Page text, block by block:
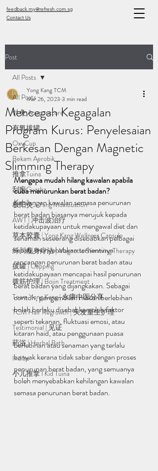
feedback.my@refresh.com.sg
Contact Us
Post
All Posts
针灸 Acupuncture
有氧拔罐
OxyCup
Bekam Aerobik
推拿Tuina
刮痧Guasha
极阳灸Ji Yang Moxibustion
AWT | 冲击波治疗
草本胶囊 | Yong Kang Wellness Capsule
纤川瘦身疗法 | Magnetic Slimming Therapy
拔罐 | Cupping
拨筋护理 | Bojin Treatment
Team Yong Kang | 永康中医分享
TCM Hair Regrowth | 头发重生护理
Testimonial | 见证
药浴 | Herbal Bath
Indiba
小儿推拿 l Kid Tuina
All Posts
Mencegah Kegagalan
Program Kurus: Penyelesaian
Berkesan Dengan Magnetic
Slimming Therapy
Yong Kang TCM
Mar 26, 2023 3 min read
Mengapa mudah hilang kawalan apabila
cuba menurunkan berat badan?
Kehilangan kawalan semasa penurunan
berat badan biasanya merujuk kepada
ketidakupayaan untuk mengawal diet dan
senaman seseorang disebabkan pelbagai
sebab, menyebabkan terhentinya
rancangan penurunan berat badan atau
ketidakupayaan mencapai hasil penurunan
berat badan yang dijangkakan. Sebagai
contoh, pengambilan makan berlebihan
boleh berlaku disebabkan oleh faktor
seperti tekanan, fluktuasi emosi, atau
kitaran haid, atau penggunaan puasa
berlebihan atau senaman yang terlalu
banyak kerana tidak sabar dengan proses
penurunan berat badan, yang semuanya
boleh menyebabkan kehilangan kawalan
semasa penurunan berat badan.